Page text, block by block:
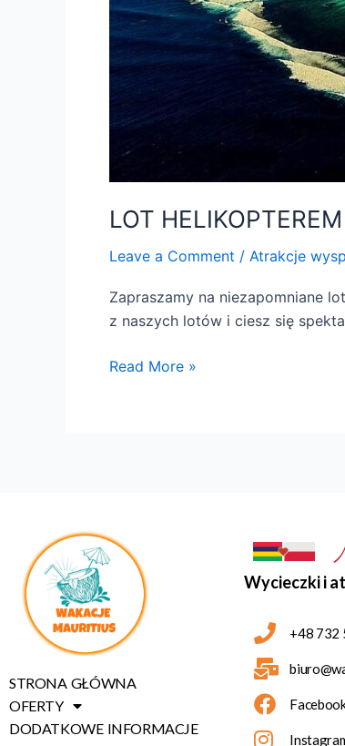
LOT HELIKOPTEREM
Leave a Comment / Atrakcje
Zapraszamy na niezapomniane
z naszych lotów i ciesz się
Read More »
STRONA GŁÓWNA
OFERTY
DODATKOWE INFORMACJE
Wycieczki i
+48 732